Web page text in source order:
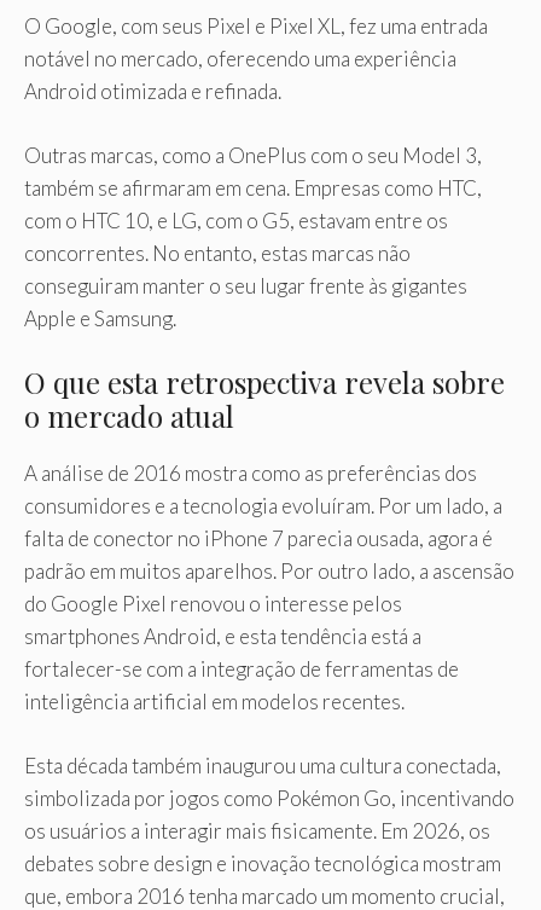
O Google, com seus Pixel e Pixel XL, fez uma entrada
notável no mercado, oferecendo uma experiência
Android otimizada e refinada.
Outras marcas, como a OnePlus com o seu Model 3,
também se afirmaram em cena. Empresas como HTC,
com o HTC 10, e LG, com o G5, estavam entre os
concorrentes. No entanto, estas marcas não
conseguiram manter o seu lugar frente às gigantes
Apple e Samsung.
O que esta retrospectiva revela sobre
o mercado atual
A análise de 2016 mostra como as preferências dos
consumidores e a tecnologia evoluíram. Por um lado, a
falta de conector no iPhone 7 parecia ousada, agora é
padrão em muitos aparelhos. Por outro lado, a ascensão
do Google Pixel renovou o interesse pelos
smartphones Android, e esta tendência está a
fortalecer-se com a integração de ferramentas de
inteligência artificial em modelos recentes.
Esta década também inaugurou uma cultura conectada,
simbolizada por jogos como Pokémon Go, incentivando
os usuários a interagir mais fisicamente. Em 2026, os
debates sobre design e inovação tecnológica mostram
que, embora 2016 tenha marcado um momento crucial,